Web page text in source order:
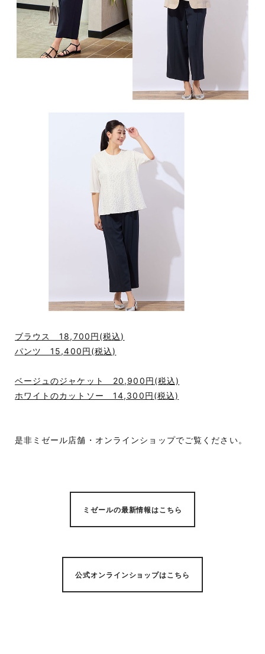
ブラウス 18,700円(税込)
パンツ 15,400円(税込)
ベージュのジャケット 20,900円(税込)
ホワイトのカットソー 14,300円(税込)
是非ミゼール店舗・オンラインショップでご覧ください。
ミゼールの最新情報はこちら
公式オンラインショップはこちら